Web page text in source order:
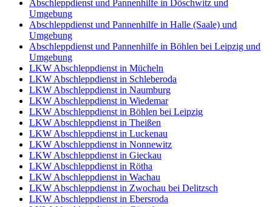
Abschleppdienst und Pannenhilfe in Döschwitz und
Umgebung
Abschleppdienst und Pannenhilfe in Halle (Saale) und
Umgebung
Abschleppdienst und Pannenhilfe in Böhlen bei Leipzig und
Umgebung
LKW Abschleppdienst in Mücheln
LKW Abschleppdienst in Schleberoda
LKW Abschleppdienst in Naumburg
LKW Abschleppdienst in Wiedemar
LKW Abschleppdienst in Böhlen bei Leipzig
LKW Abschleppdienst in Theißen
LKW Abschleppdienst in Luckenau
LKW Abschleppdienst in Nonnewitz
LKW Abschleppdienst in Gieckau
LKW Abschleppdienst in Rötha
LKW Abschleppdienst in Wachau
LKW Abschleppdienst in Zwochau bei Delitzsch
LKW Abschleppdienst in Ebersroda